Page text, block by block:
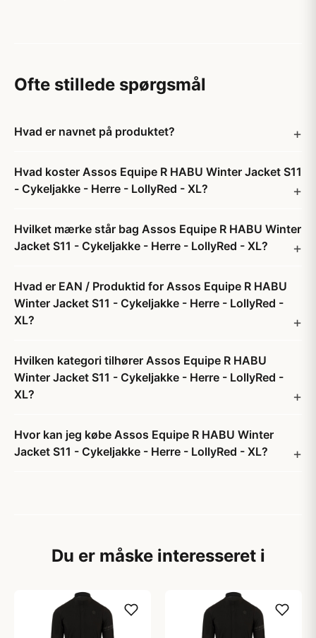
Ofte stillede spørgsmål
Hvad er navnet på produktet?
Hvad koster Assos Equipe R HABU Winter Jacket S11
- Cykeljakke - Herre - LollyRed - XL?
Hvilket mærke står bag Assos Equipe R HABU Winter
Jacket S11 - Cykeljakke - Herre - LollyRed - XL?
Hvad er EAN / Produktid for Assos Equipe R HABU
Winter Jacket S11 - Cykeljakke - Herre - LollyRed -
XL?
Hvilken kategori tilhører Assos Equipe R HABU
Winter Jacket S11 - Cykeljakke - Herre - LollyRed -
XL?
Hvor kan jeg købe Assos Equipe R HABU Winter
Jacket S11 - Cykeljakke - Herre - LollyRed - XL?
Du er måske interesseret i